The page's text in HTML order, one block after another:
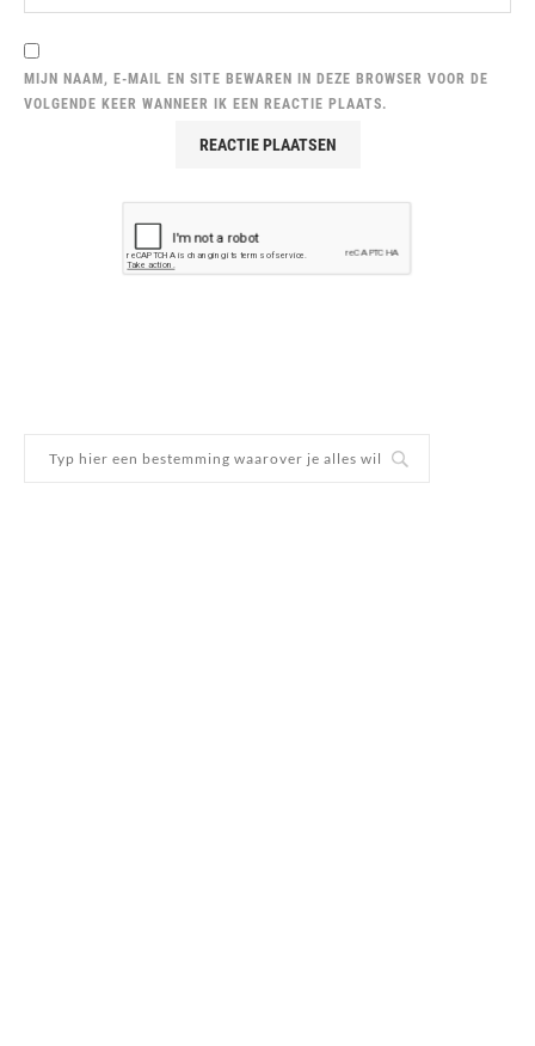
MIJN NAAM, E-MAIL EN SITE BEWAREN IN DEZE BROWSER VOOR DE
VOLGENDE KEER WANNEER IK EEN REACTIE PLAATS.